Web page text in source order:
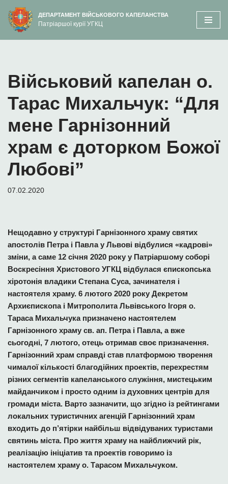
вмісту
Перейти
до
ДЕПАРТАМЕНТ ВІЙСЬКОВОГО КАПЕЛАНСТВА
Патріаршої курії УГКЦ
Військовий капелан о.
Тарас Михальчук: “Для
мене Гарнізонний
храм є доторком Божої
Любові”
07.02.2020
Нещодавно у структурі Гарнізонного храму святих
апостолів Петра і Павла у Львові відбулися «кадрові»
зміни, а саме 12 січня 2020 року у Патріаршому соборі
Воскресіння Христового УГКЦ відбулася єпископська
хіротонія владики Степана Суса, зачинателя і
настоятеля храму. 6 лютого 2020 року Декретом
Архиєпископа і Митрополита Львівського Ігоря о.
Тараса Михальчука призначено настоятелем
Гарнізонного храму св. ап. Петра і Павла, а вже
сьогодні, 7 лютого, отець отримав своє призначення.
Гарнізонний храм справді став платформою творення
чималої кількості благодійних проектів, перехрестям
різних сегментів капеланського служіння, мистецьким
майданчиком і просто одним із духовних центрів для
громади міста. Варто зазначити, що згідно із рейтингами
локальних туристичних агенцій Гарнізонний храм
входить до п’ятірки найбільш відвідуваних туристами
святинь міста. Про життя храму на найближчий рік,
реалізацію ініціатив та проектів говоримо із
настоятелем храму о. Тарасом Михальчуком.